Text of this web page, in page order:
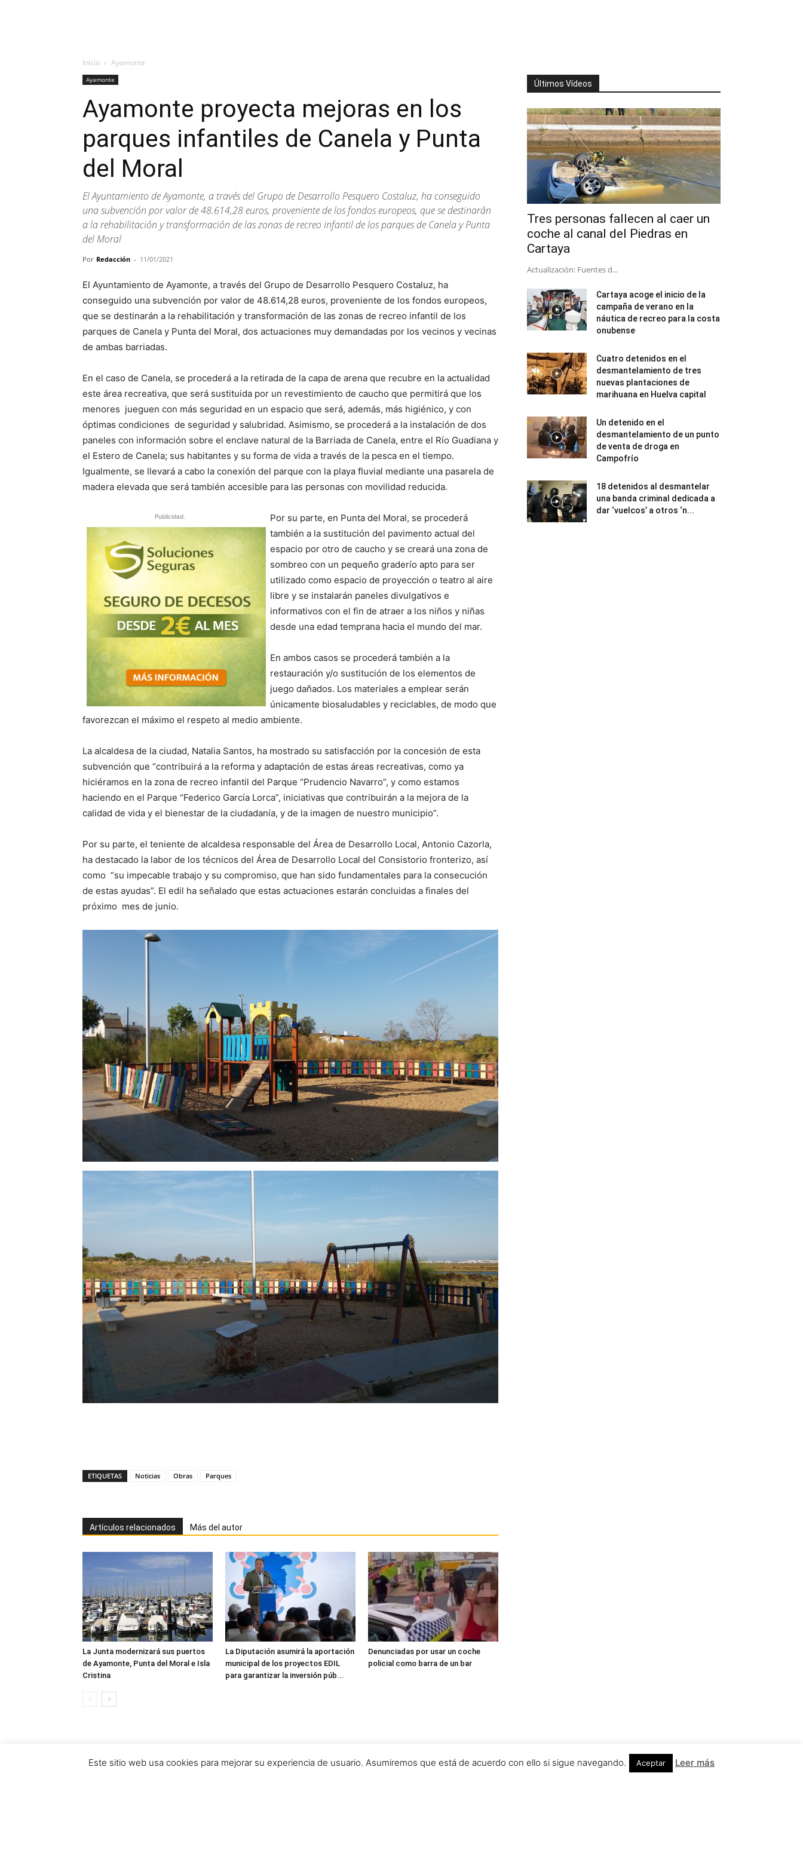
Inicio Ayamonte
Ayamonte
Ayamonte proyecta mejoras en los
parques infantiles de Canela y Punta
del Moral
El Ayuntamiento de Ayamonte, a través del Grupo de Desarrollo Pesquero Costaluz, ha conseguido
una subvención por valor de 48.614,28 euros, proveniente de los fondos europeos, que se destinarán
a la rehabilitación y transformación de las zonas de recreo infantil de los parques de Canela y Punta
del Moral
Por Redacción - 11/01/2021
El Ayuntamiento de Ayamonte, a través del Grupo de Desarrollo Pesquero Costaluz, ha
conseguido una subvención por valor de 48.614,28 euros, proveniente de los fondos europeos,
que se destinarán a la rehabilitación y transformación de las zonas de recreo infantil de los
parques de Canela y Punta del Moral, dos actuaciones muy demandadas por los vecinos y vecinas
de ambas barriadas.
En el caso de Canela, se procederá a la retirada de la capa de arena que recubre en la actualidad
este área recreativa, que será sustituida por un revestimiento de caucho que permitirá que los
menores jueguen con más seguridad en un espacio que será, además, más higiénico, y con
óptimas condiciones de seguridad y salubridad. Asimismo, se procederá a la instalación de dos
paneles con información sobre el enclave natural de la Barriada de Canela, entre el Río Guadiana y
el Estero de Canela; sus habitantes y su forma de vida a través de la pesca en el tiempo.
Igualmente, se llevará a cabo la conexión del parque con la playa fluvial mediante una pasarela de
madera elevada que será también accesible para las personas con movilidad reducida.
Publicidad.
Por su parte, en Punta del Moral, se procederá
también a la sustitución del pavimento actual del
espacio por otro de caucho y se creará una zona de
sombreo con un pequeño graderío apto para ser
utilizado como espacio de proyección o teatro al aire
libre y se instalarán paneles divulgativos e
informativos con el fin de atraer a los niños y niñas
desde una edad temprana hacia el mundo del mar.
En ambos casos se procederá también a la
restauración y/o sustitución de los elementos de
juego dañados. Los materiales a emplear serán
únicamente biosaludables y reciclables, de modo que
favorezcan el máximo el respeto al medio ambiente.
La alcaldesa de la ciudad, Natalia Santos, ha mostrado su satisfacción por la concesión de esta
subvención que “contribuirá a la reforma y adaptación de estas áreas recreativas, como ya
hiciéramos en la zona de recreo infantil del Parque “Prudencio Navarro”, y como estamos
haciendo en el Parque “Federico García Lorca”, iniciativas que contribuirán a la mejora de la
calidad de vida y el bienestar de la ciudadanía, y de la imagen de nuestro municipio”.
Por su parte, el teniente de alcaldesa responsable del Área de Desarrollo Local, Antonio Cazorla,
ha destacado la labor de los técnicos del Área de Desarrollo Local del Consistorio fronterizo, así
como “su impecable trabajo y su compromiso, que han sido fundamentales para la consecución
de estas ayudas”. El edil ha señalado que estas actuaciones estarán concluidas a finales del
próximo mes de junio.
ETIQUETAS Noticias Obras Parques
Artículos relacionados Más del autor
La Junta modernizará sus puertos
de Ayamonte, Punta del Moral e Isla
Cristina
La Diputación asumirá la aportación
municipal de los proyectos EDIL
para garantizar la inversión púb...
Denunciadas por usar un coche
policial como barra de un bar
Últimos Vídeos
Tres personas fallecen al caer un
coche al canal del Piedras en
Cartaya
Actualización: Fuentes d...
Cartaya acoge el inicio de la
campaña de verano en la
náutica de recreo para la costa
onubense
Cuatro detenidos en el
desmantelamiento de tres
nuevas plantaciones de
marihuana en Huelva capital
Un detenido en el
desmantelamiento de un punto
de venta de droga en
Campofrío
18 detenidos al desmantelar
una banda criminal dedicada a
dar ‘vuelcos’ a otros ‘n...
Este sitio web usa cookies para mejorar su experiencia de usuario. Asumiremos que está de acuerdo con ello si sigue navegando. Aceptar Leer más